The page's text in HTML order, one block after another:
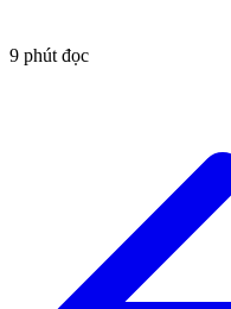
9 phút đọc